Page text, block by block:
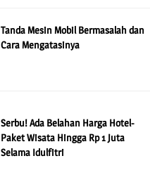
Tanda Mesin Mobil Bermasalah dan
Cara Mengatasinya
Serbu! Ada Belahan Harga Hotel-
Paket Wisata Hingga Rp 1 Juta
Selama Idulfitri